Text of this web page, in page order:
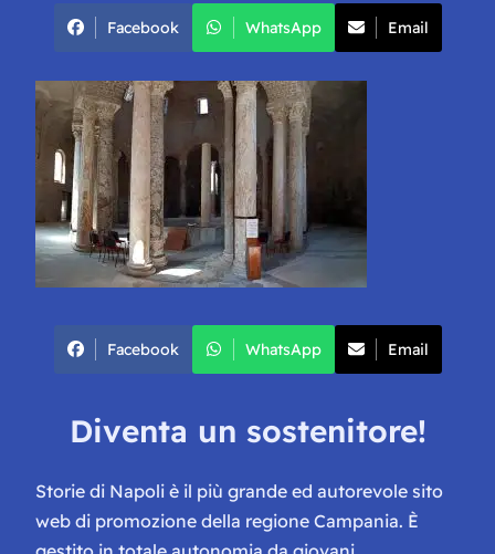
Facebook WhatsApp Email
Facebook WhatsApp Email
Diventa un sostenitore!
Storie di Napoli è il più grande ed autorevole sito
web di promozione della regione Campania. È